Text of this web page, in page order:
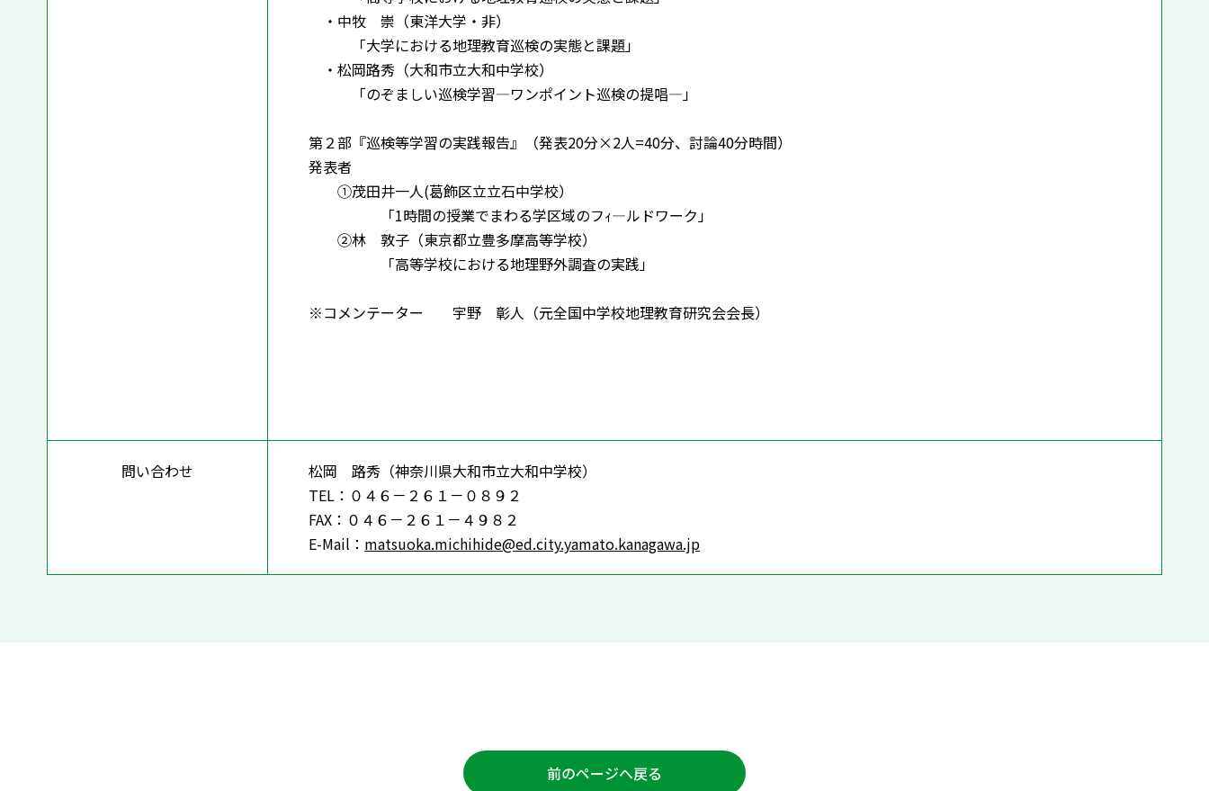
・中牧 崇（東洋大学・非）
「大学における地理教育巡検の実態と課題」
・松岡路秀（大和市立大和中学校）
「のぞましい巡検学習―ワンポイント巡検の提唱―」
第２部『巡検等学習の実践報告』（発表20分×2人=40分、討論40分時間）
発表者
①茂田井一人(葛飾区立立石中学校）
「1時間の授業でまわる学区域のフｨ―ルドワーク」
②林 敦子（東京都立豊多摩高等学校）
「高等学校における地理野外調査の実践」
※コメンテーター 宇野 彰人（元全国中学校地理教育研究会会長）
問い合わせ
松岡 路秀（神奈川県大和市立大和中学校）
TEL：０４６－２６１－０８９２
FAX：０４６－２６１－４９８２
E-Mail： matsuoka.michihide@ed.city.yamato.kanagawa.jp
前のページへ戻る